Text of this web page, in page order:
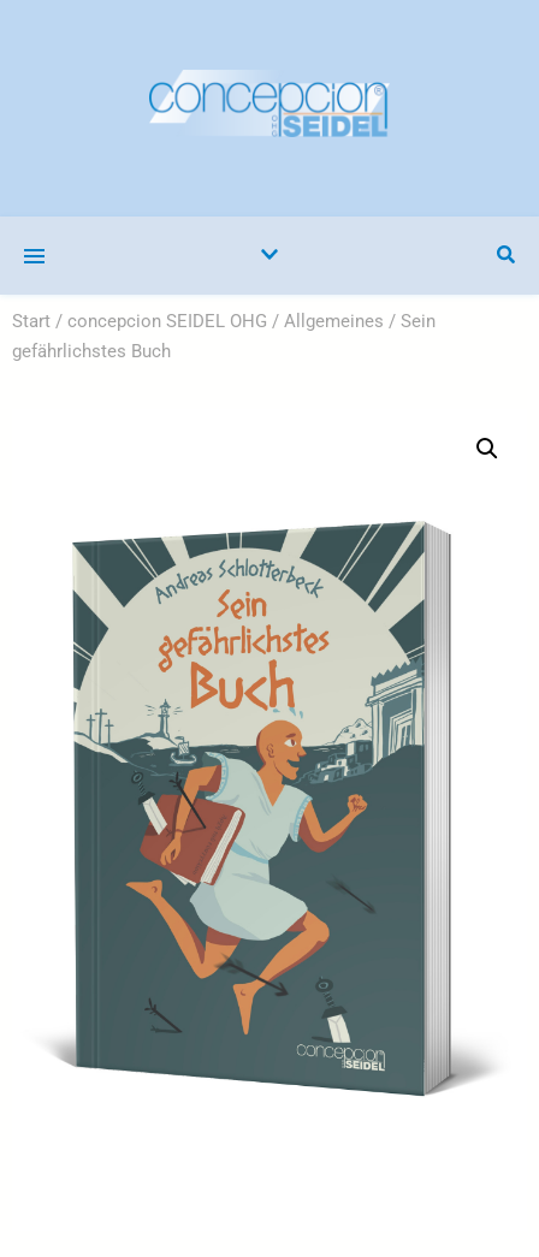
Start / concepcion SEIDEL OHG / Allgemeines / Sein
gefährlichstes Buch